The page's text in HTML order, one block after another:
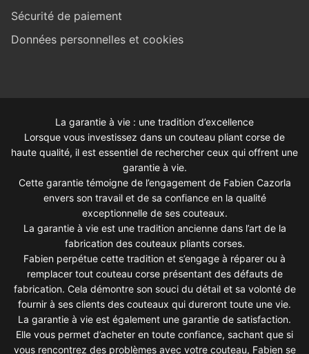
Sécurité de paiement
Données personnelles et cookies
La garantie à vie : une tradition d’excellence
Lorsque vous investissez dans un couteau pliant corse de
haute qualité, il est essentiel de rechercher ceux qui offrent une
garantie à vie.
Cette garantie témoigne de l’engagement de Fabien Cazorla
envers son travail et de sa confiance en la qualité
exceptionnelle de ses couteaux.
La garantie à vie est une tradition ancienne dans l’art de la
fabrication des couteaux pliants corses.
Fabien perpétue cette tradition et s’engage à réparer ou à
remplacer tout couteau corse présentant des défauts de
fabrication. Cela démontre son souci du détail et sa volonté de
fournir à ses clients des couteaux qui dureront toute une vie.
La garantie à vie est également une garantie de satisfaction.
Elle vous permet d’acheter en toute confiance, sachant que si
vous rencontrez des problèmes avec votre couteau, Fabien se